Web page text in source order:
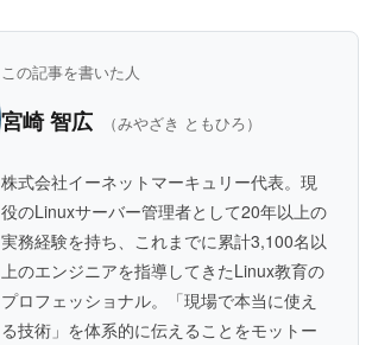
この記事を書いた人
宮崎 智広 （みやざき ともひろ）
株式会社イーネットマーキュリー代表。現
役のLinuxサーバー管理者として20年以上の
実務経験を持ち、これまでに累計3,100名以
上のエンジニアを指導してきたLinux教育の
プロフェッショナル。「現場で本当に使え
る技術」を体系的に伝えることをモットー